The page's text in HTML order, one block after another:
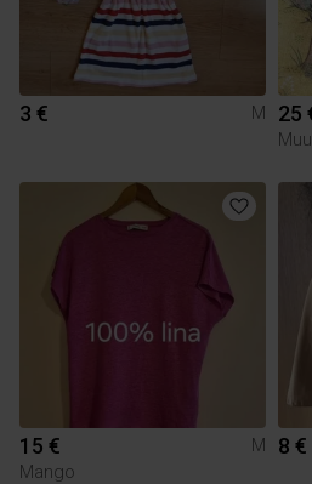
3 € M 25
Muu
15 €
M
Mango
8 €